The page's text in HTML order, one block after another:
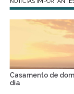
Casamento de
dia